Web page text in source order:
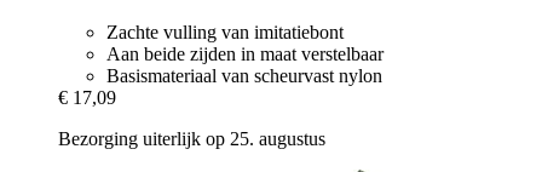
Zachte vulling van imitatiebont
Aan beide zijden in maat verstelbaar
Basismateriaal van scheurvast nylon
€ 17,09
Bezorging uiterlijk op 25. augustus